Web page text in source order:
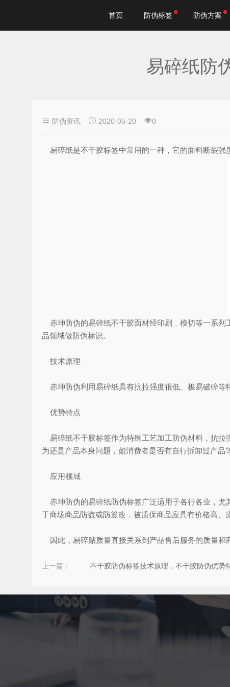
首页 防伪标签 防伪方案
易碎纸防
防伪资讯 2020-05-20 0
易碎纸是不干胶标签中常用的一种，它的面料断裂强
赤坤防伪的易碎纸不干胶面材经印刷﹑模切等一系列
品领域做防伪标识。
技术原理
赤坤防伪利用易碎纸具有抗拉强度很低、极易破碎等
优势特点
易碎纸不干胶标签作为特殊工艺加工防伪材料，抗拉
为还是产品本身问题，如消费者是否有自行拆卸过产品
应用领域
赤坤防伪的易碎纸防伪标签广泛适用于各行各业，尤
于商场商品防盗或防篡改，被质保商品应具有价格高、
因此，易碎贴质量直接关系到产品售后服务的质量和
上一篇： 不干胶防伪标签技术原理，不干胶防伪优势